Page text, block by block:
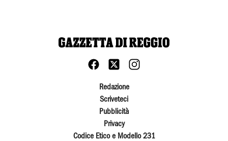
Redazione
Scriveteci
Pubblicità
Privacy
Codice Etico e Modello 231